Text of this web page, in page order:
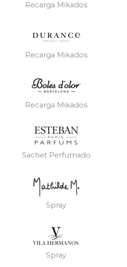
Recarga Mikados
Recarga Mikados
Recarga Mikados
Sachet Perfumado
Spray
Spray